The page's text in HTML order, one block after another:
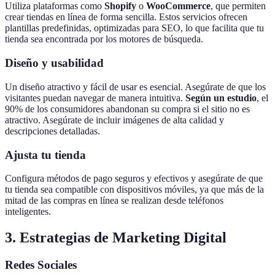
Utiliza plataformas como Shopify o WooCommerce, que permiten
crear tiendas en línea de forma sencilla. Estos servicios ofrecen
plantillas predefinidas, optimizadas para SEO, lo que facilita que tu
tienda sea encontrada por los motores de búsqueda.
Diseño y usabilidad
Un diseño atractivo y fácil de usar es esencial. Asegúrate de que los
visitantes puedan navegar de manera intuitiva. Según un estudio, el
90% de los consumidores abandonan su compra si el sitio no es
atractivo. Asegúrate de incluir imágenes de alta calidad y
descripciones detalladas.
Ajusta tu tienda
Configura métodos de pago seguros y efectivos y asegúrate de que
tu tienda sea compatible con dispositivos móviles, ya que más de la
mitad de las compras en línea se realizan desde teléfonos
inteligentes.
3. Estrategias de Marketing Digital
Redes Sociales